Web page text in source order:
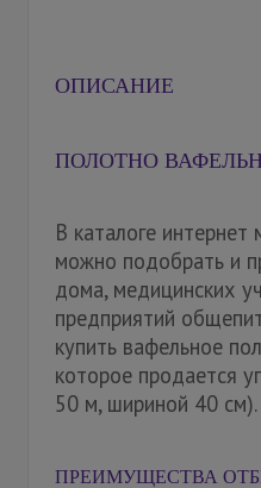
ОПИСАНИЕ
ПОЛОТНО
В каталоге
можно подобрать и
дома, медицинских
предприятий
купить вафельное
которое продается
50 м, шириной 40 см).
ПРЕИМУЩЕСТВА